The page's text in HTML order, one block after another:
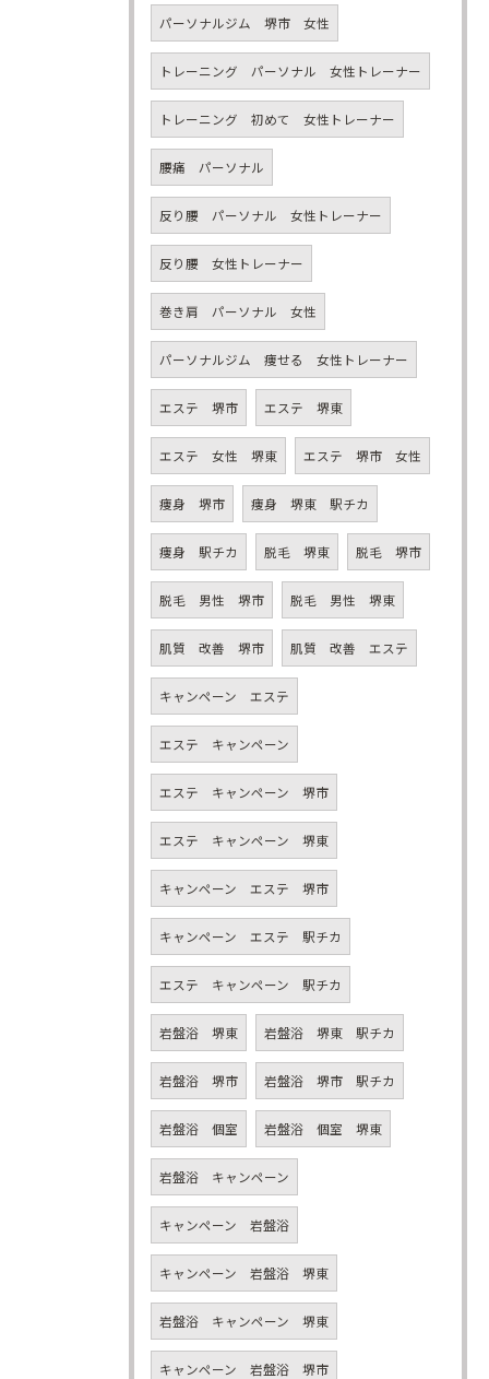
パーソナルジム 堺市 女性
トレーニング パーソナル 女性トレーナー
トレーニング 初めて 女性トレーナー
腰痛 パーソナル
反り腰 パーソナル 女性トレーナー
反り腰 女性トレーナー
巻き肩 パーソナル 女性
パーソナルジム 痩せる 女性トレーナー
エステ 堺市 エステ 堺東
エステ 女性 堺東 エステ 堺市 女性
痩身 堺市 痩身 堺東 駅チカ
痩身 駅チカ 脱毛 堺東 脱毛 堺市
脱毛 男性 堺市 脱毛 男性 堺東
肌質 改善 堺市 肌質 改善 エステ
キャンペーン エステ
エステ キャンペーン
エステ キャンペーン 堺市
エステ キャンペーン 堺東
キャンペーン エステ 堺市
キャンペーン エステ 駅チカ
エステ キャンペーン 駅チカ
岩盤浴 堺東 岩盤浴 堺東 駅チカ
岩盤浴 堺市 岩盤浴 堺市 駅チカ
岩盤浴 個室 岩盤浴 個室 堺東
岩盤浴 キャンペーン
キャンペーン 岩盤浴
キャンペーン 岩盤浴 堺東
岩盤浴 キャンペーン 堺東
キャンペーン 岩盤浴 堺市